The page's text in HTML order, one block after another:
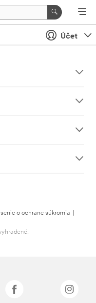
Účet
o ochrane súkromia